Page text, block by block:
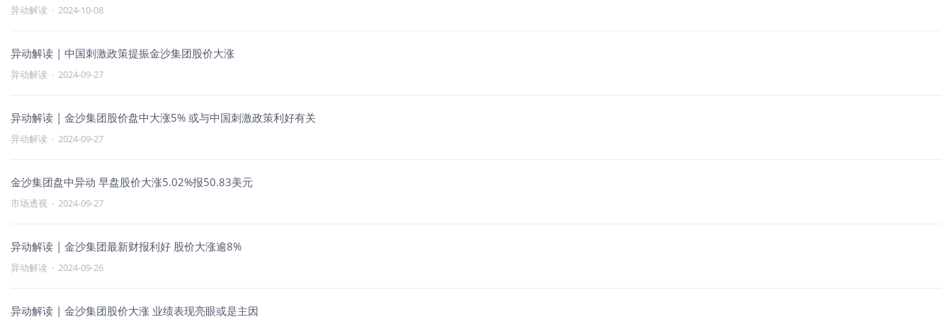
异动解读 · 2024-10-08
异动解读 | 中国刺激政策提振金沙集团股价大涨
异动解读 · 2024-09-27
异动解读 | 金沙集团股价盘中大涨5% 或与中国刺激政策利好有关
异动解读 · 2024-09-27
金沙集团盘中异动 早盘股价大涨5.02%报50.83美元
市场透视 · 2024-09-27
异动解读 | 金沙集团最新财报利好 股价大涨逾8%
异动解读 · 2024-09-26
异动解读 | 金沙集团股价大涨 业绩表现亮眼或是主因